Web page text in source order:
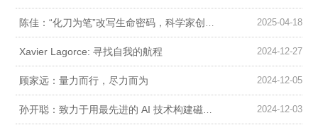
陈佳：“化刀为笔”改写生命密码，科学家创业从0到1 2025-04-18
Xavier Lagorce: 寻找自我的航程 2024-12-27
顾家远：量力而行，尽力而为 2024-12-05
孙开聪：致力于用最先进的 AI 技术构建磁共振重建模型 2024-12-03